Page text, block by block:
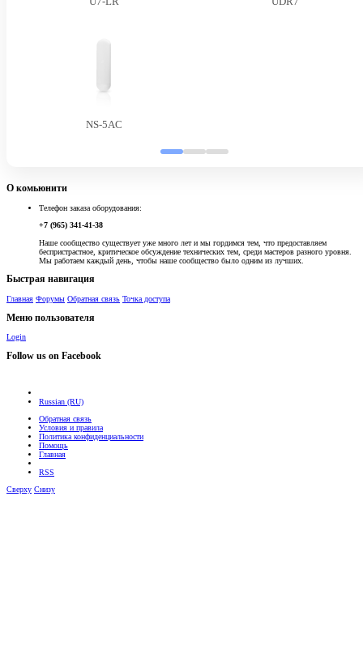
NS-5AC
О комьюнити
Телефон заказа оборудования:
+7 (965) 341-41-38
Наше сообщество существует уже много лет и мы гордимся тем, что предоставляем
беспристрастное, критическое обсуждение технических тем, среди мастеров разного уровня.
Мы работаем каждый день, чтобы наше сообщество было одним из лучших.
Быстрая навигация
Главная Форумы Обратная связь Точка доступа
Меню пользователя
Login
Follow us on Facebook
Russian (RU)
Обратная связь
Условия и правила
Политика конфиденциальности
Помощь
Главная
RSS
Сверху Снизу